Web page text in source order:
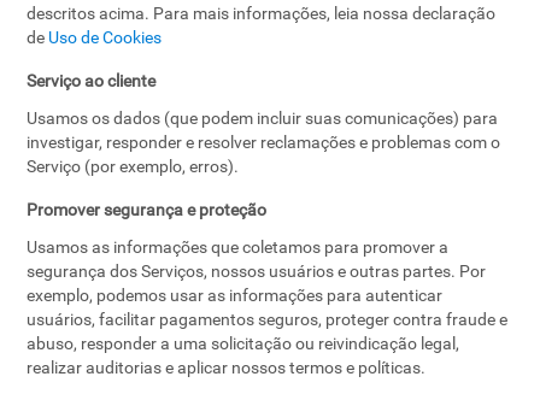
descritos acima. Para mais informações, leia nossa declaração
de Uso de Cookies
Serviço ao cliente
Usamos os dados (que podem incluir suas comunicações) para
investigar, responder e resolver reclamações e problemas com o
Serviço (por exemplo, erros).
Promover segurança e proteção
Usamos as informações que coletamos para promover a
segurança dos Serviços, nossos usuários e outras partes. Por
exemplo, podemos usar as informações para autenticar
usuários, facilitar pagamentos seguros, proteger contra fraude e
abuso, responder a uma solicitação ou reivindicação legal,
realizar auditorias e aplicar nossos termos e políticas.